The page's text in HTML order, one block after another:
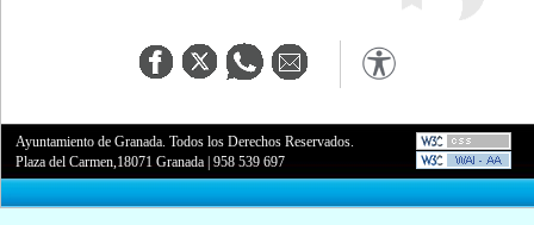
Ayuntamiento de Granada. Todos los Derechos Reservados.
Plaza del Carmen,18071 Granada |958 539 697